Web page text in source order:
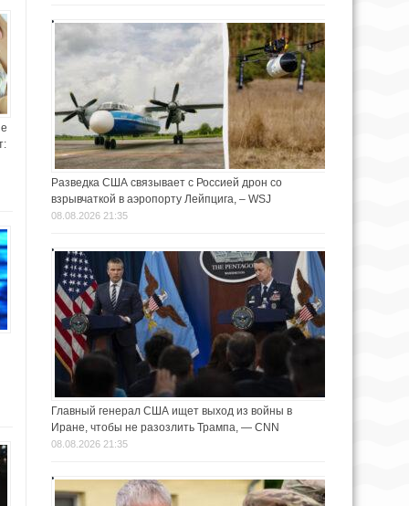
Разведка США связывает с Россией дрон со
взрывчаткой в аэропорту Лейпцига, – WSJ
08.08.2026 21:35
Главный генерал США ищет выход из войны в
Иране, чтобы не разозлить Трампа, — CNN
08.08.2026 21:35